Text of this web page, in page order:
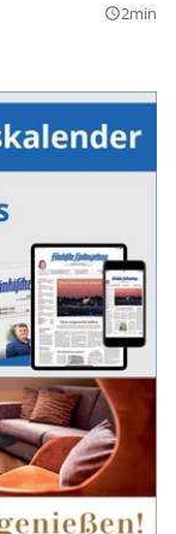
query_builder2min